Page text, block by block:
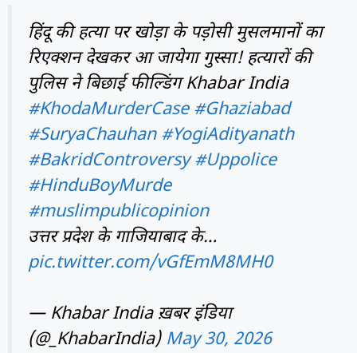
हिंदू की हत्या पर खोड़ा के पड़ोसी मुसलमानों का
रिएक्शन देखकर आ जायेगा गुस्सा! हत्यारों की
पुलिस ने बिछाई फील्डिंग Khabar India
#KhodaMurderCase #Ghaziabad
#SuryaChauhan #YogiAdityanath
#BakridControversy #Uppolice
#HinduBoyMurde
#muslimpublicopinion
उत्तर प्रदेश के गाजियाबाद के…
pic.twitter.com/vGfEmM8MH0
— Khabar India ख़बर इंडिया
(@_KhabarIndia) May 30, 2026